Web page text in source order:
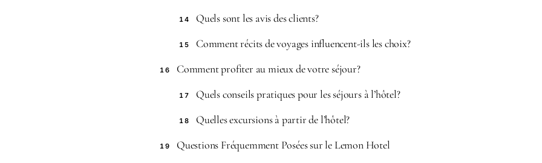
14 Quels sont les avis des clients?
15 Comment récits de voyages influencent-ils les choix?
16 Comment profiter au mieux de votre séjour?
17 Quels conseils pratiques pour les séjours à l’hôtel?
18 Quelles excursions à partir de l’hôtel?
19 Questions Fréquemment Posées sur le Lemon Hotel